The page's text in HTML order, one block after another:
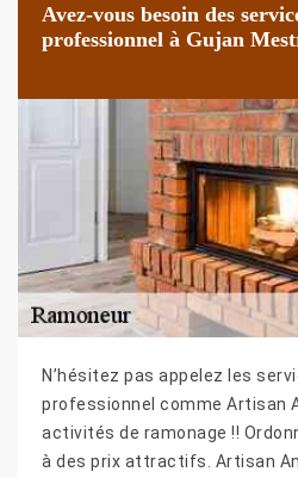
Avez-vous besoin des
professionnel à Gujan
N’hésitez pas appelez les
professionnel comme Artisan
activités de ramonage !!
à des prix attractifs. Artisan